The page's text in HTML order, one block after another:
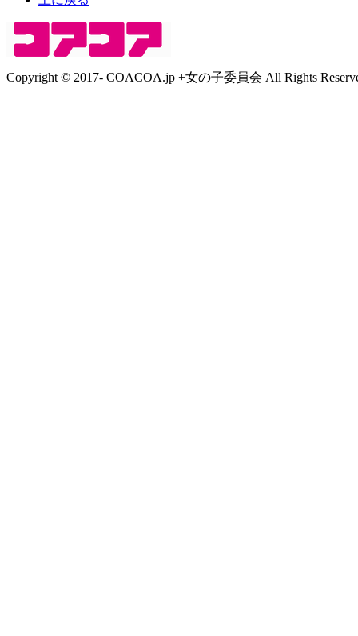
Copyright © 2017- COACOA.jp +女の子委員会 All Rights